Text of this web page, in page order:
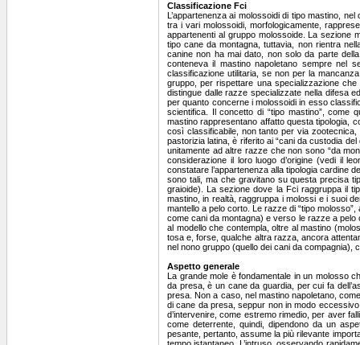
Classificazione Fci
L’appartenenza ai molossoidi di tipo mastino,
tra i vari molossoidi, morfologicamente,
appartenenti al gruppo molossoide. La sezione
tipo cane da montagna, tuttavia, non rientra
canine non ha mai dato, non solo da parte
conteneva il mastino napoletano sempre nel
classificazione utilitaria, se non per la
gruppo, per rispettare una specializzazione
distingue dalle razze specializzate nella difesa
per quanto concerne i molossoidi in esso
scientifica. Il concetto di “tipo mastino”, come
mastino rappresentano affatto questa tipologia,
così classificabile, non tanto per via
pastorizia latina, è riferito ai “cani da custodia
unitamente ad altre razze che non sono “da
considerazione il loro luogo d’origine (vedi il
constatare l’appartenenza alla tipologia cardine
sono tali, ma che gravitano su questa precisa
graioide). La sezione dove la Fci raggruppa il
mastino, in realtà, raggruppa i molossi e i suoi
mantello a pelo corto. Le razze di “tipo
come cani da montagna) e verso le razze a
al modello che contempla, oltre al mastino
tosa e, forse, qualche altra razza, ancora
nel nono gruppo (quello dei cani da compagnia),
Aspetto generale
La grande mole è fondamentale in un molosso che, al di là dell’originaria e generica denominazione partenopea (‘o cane ‘e presa), prima d’essere un cane da presa, è un cane da guardia, per cui fa dell’aspetto fisico lo strumento deterrente per antonomasia. All’occorrenza, successivamente, interviene con la presa. Non a caso, nel mastino napoletano, come nelle altre razze di molossi veri e propri, prevalgono le caratteristiche di cane deterrente, rispetto a quelle di cane da presa, seppur non in modo eccessivo, bensì di quel che basta. Lo scopo è quello di far desistere e tenere lontano il potenziale intruso, evitando d’intervenire, come estremo rimedio, per aver fallito quale deterrente, in quanto non abbastanza convincente sotto l’aspetto generale. Le caratteristiche utili come deterrente, quindi, dipendono da un aspetto imponente, che solo la grande mole può fornire nel modo appropriato. La conformazione generale pesante, pertanto, assume la più rilevante importanza funzionale. Un molosso pesante, infatti, sfoggia una grande mole, davvero, convincente in un lasso di tempo istantaneo. L’intruso, osservando rapidamente il cane, deve convincersi ad andarsene in fretta. Non solo deve desistere il malintenzionato, ma pure qualsiasi estraneo deve capire che è meglio attendere l’arrivo del padrone di casa, ovvero, il padrone del cane. Sul fatto che il mastino napoletano sia pesante, d’altronde, non v’è alcun dubbio. Sul tipo morfologico brachimorfo, invece, continuano a persistere degli altri convincimenti. Tali filosofie sono giustificate dagli elementi che forniscono il risultato aritmetico degli indici biometrici. Gli indici di calcolo, usati in cinognostica per determinare il tipo morfologico, in questo caso, quello della costruzione corporea, difatti, aritmeticamente, espongono un risultato che non rientra nel brachimorfismo. L’indice di riferimento del tipo corporale calcolato in cinognostica è quello “tronco-toracico” (I.C. [Indice Corporale] = lunghezza del tronco x 100 : circonferenza toracica). Tale indice, in effetti, desume un valore affatto classificabile nel tipo brachimorfo. La classificazione del mastino napoletano, secondo questo indice, infatti, fornisce un valore che, addirittura, rientra nel dolicomorfismo. La richiesta del tipo brachimorfo, da parte dello standard, perciò, è stravolta dalla legge matematica, che scaturisce da questi dettami scientifici (?). Il tipo dolicomorfo, tuttavia, non corrisponde, nel modo più evidente, al modello anatomico cui appartiene il mastino napoletano. La razza partenopea non assomiglia in nulla al modello del levriero, appartenente al dolicomorfismo, quale suo prototipo di riferimento. Il levriero, anzi, si presenta di tipo opposto a quello rappresentato da un molosso vero e proprio, come quello partenopeo. Gli effetti anatomici, pur talmente evidenti nel contrasto al dolicomorfismo, nemmeno fanno propendere al mesomorfismo,